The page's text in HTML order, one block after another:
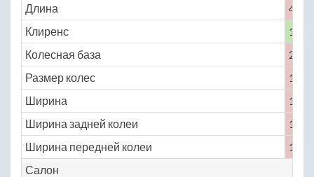
Длина
4139
Клиренс
140
Колесная база
2527
Размер колес
185
Ширина
1686
Ширина задней колеи
1422
Ширина передней колеи
1448
Салон